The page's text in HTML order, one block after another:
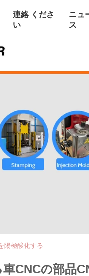
連絡 くださ
い
ニュ
ス
陽極酸化する
CNCの部品